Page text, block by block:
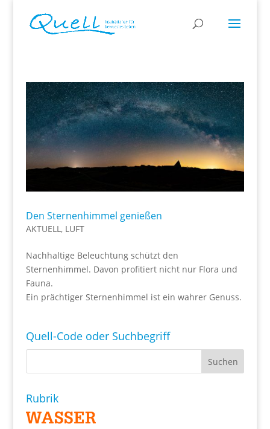
Den Sternenhimmel genießen
AKTUELL, LUFT
Nachhaltige Beleuchtung schützt den
Sternenhimmel. Davon profitiert nicht nur Flora und
Fauna.
Ein prächtiger Sternenhimmel ist ein wahrer Genuss.
Quell-Code oder Suchbegriff
Rubrik